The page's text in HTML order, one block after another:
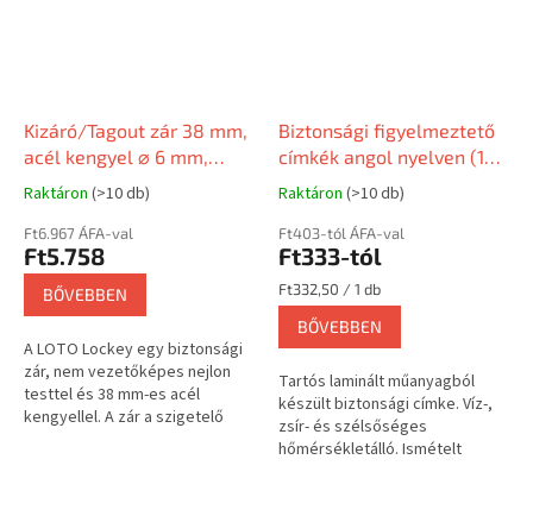
Kizáró/Tagout zár 38 mm,
acél kengyel ⌀ 6 mm,
nejlon test (nem
vezetőképes), egyenes él,
EN címke
Raktáron (>10 db)
Ft6.967 ÁFA-val
Ft5.758
BŐVEBBEN
A LOTO Lockey egy biztonsági
zár, nem vezetőképes nejlon
testtel és 38 mm-es acél
kengyellel. A zár a szigetelő
Biztonsági figyelmeztető
címkék angol nyelven (10
darabos csomag)
Raktáron (>10 db)
Ft403-tól ÁFA-val
Ft333-tól
Egységár:
Ft332,50 / 1 db
BŐVEBBEN
Tartós laminált műanyagból
készült biztonsági címke. Víz-,
zsír- és szélsőséges
hőmérsékletálló. Ismételt